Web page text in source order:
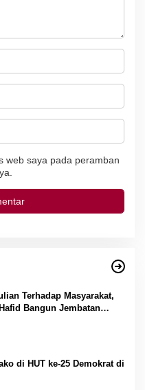
web saya pada peramban
Terhadap Masyarakat,
Bangun Jembatan
dengan Dana Pribadi
di HUT ke-25 Demokrat di